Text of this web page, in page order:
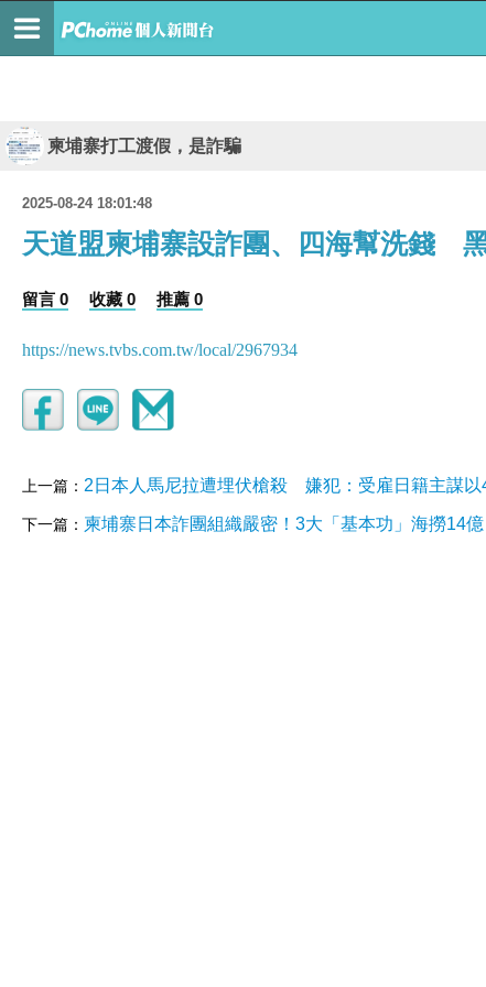
柬埔寨打工渡假，是詐騙
2025-08-24 18:01:48
天道盟柬埔寨設詐團、四海幫洗錢
留言 0 收藏 0 推薦 0
https://news.tvbs.com.tw/local/2967934
上一篇： 2日本人馬尼拉遭埋伏槍殺 嫌犯：受雇日籍主謀以
下一篇： 柬埔寨日本詐團組織嚴密！3大「基本功」海撈14億